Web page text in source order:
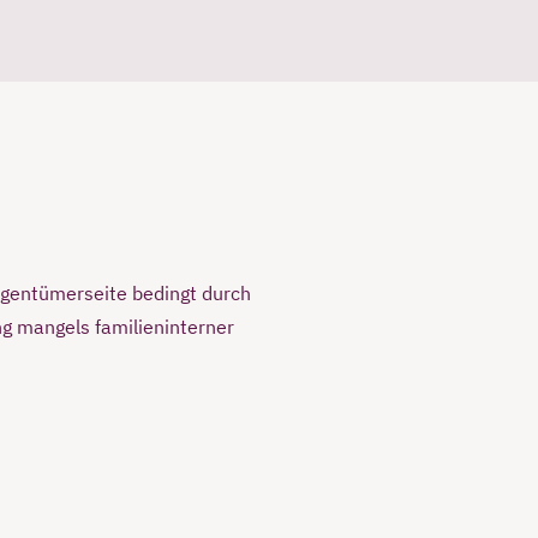
bedingt durch
mangels familieninterner